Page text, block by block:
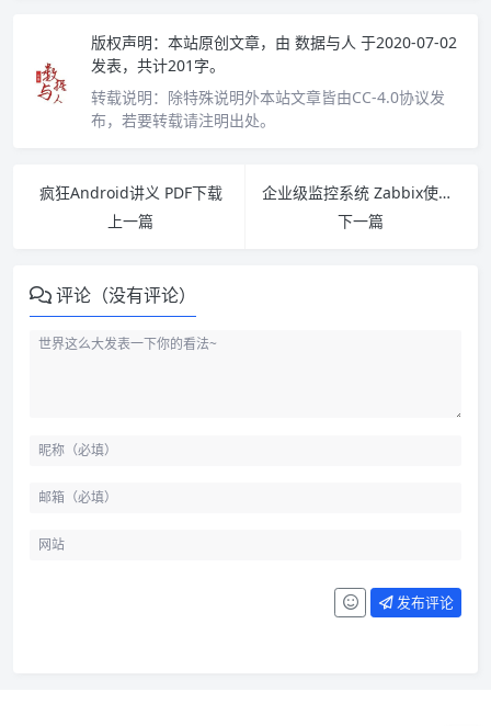
版权声明： 本站原创文章，由 数据与人 于2020-07-02
发表，共计201字。
转载说明： 除特殊说明外本站文章皆由CC-4.0协议发
布，若要转载请注明出处。
疯狂Android讲义 PDF下载
上一篇
企业级监控系统 Zabbix使用手册V2.0 PDF下载
下一篇
评论（没有评论）
发布评论